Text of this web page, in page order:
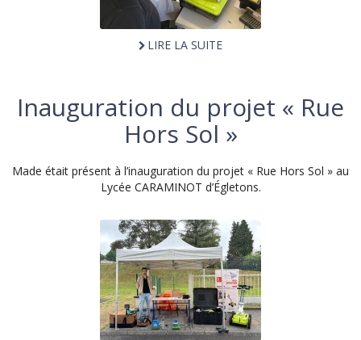
LIRE LA SUITE
Inauguration du projet « Rue
Hors Sol »
Made était présent à l’inauguration du projet « Rue Hors Sol » au
Lycée CARAMINOT d’Égletons.